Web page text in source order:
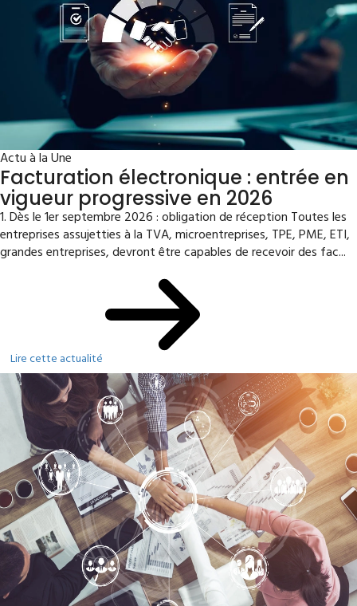
Actu à la Une
Facturation électronique : entrée en
vigueur progressive en 2026
1. Dès le 1er septembre 2026 : obligation de réception Toutes les
entreprises assujetties à la TVA, microentreprises, TPE, PME, ETI,
grandes entreprises, devront être capables de recevoir des fac...
Lire cette actualité